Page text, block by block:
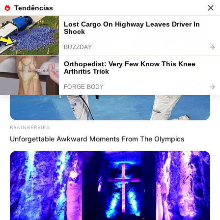
Como Fazer Sapatinho de Tricô
Para Bebê: Passo a Passo +34
Fotos
BRAINBERRIES
Unforgettable Awkward Moments From The Olympics
Save